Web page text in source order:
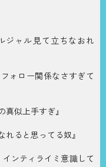
ジャル見て立ちなおれ
ォロー関係なさすぎて
真似上手すぎ』
れると思ってる奴』
インティライミ意識して